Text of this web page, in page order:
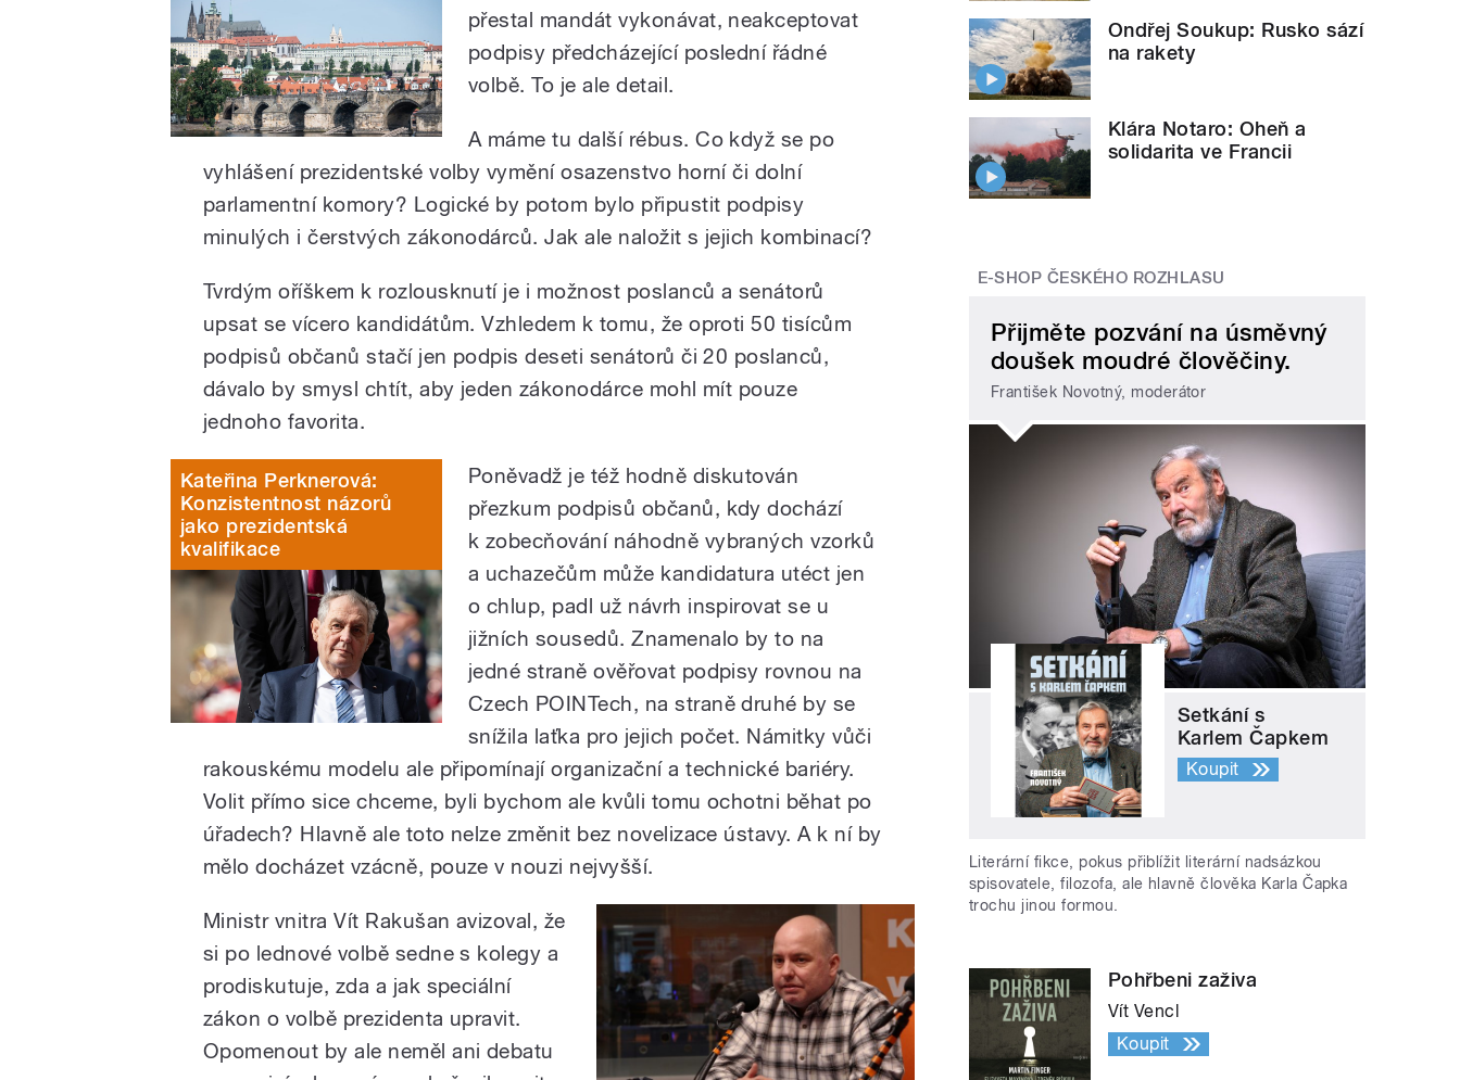
přestal mandát vykonávat, neakceptovat
podpisy předcházející poslední řádné
volbě. To je ale detail.
A máme tu další rébus. Co když se po
vyhlášení prezidentské volby vymění osazenstvo horní či dolní
parlamentní komory? Logické by potom bylo připustit podpisy
minulých i čerstvých zákonodárců. Jak ale naložit s jejich kombinací?
Tvrdým oříškem k rozlousknutí je i možnost poslanců a senátorů
upsat se vícero kandidátům. Vzhledem k tomu, že oproti 50 tisícům
podpisů občanů stačí jen podpis deseti senátorů či 20 poslanců,
dávalo by smysl chtít, aby jeden zákonodárce mohl mít pouze
jednoho favorita.
Kateřina Perknerová:
Konzistentnost názorů
jako prezidentská
kvalifikace
Poněvadž je též hodně diskutován
přezkum podpisů občanů, kdy dochází
k zobecňování náhodně vybraných vzorků
a uchazečům může kandidatura utéct jen
o chlup, padl už návrh inspirovat se u
jižních sousedů. Znamenalo by to na
jedné straně ověřovat podpisy rovnou na
Czech POINTech, na straně druhé by se
snížila laťka pro jejich počet. Námitky vůči
rakouskému modelu ale připomínají organizační a technické bariéry.
Volit přímo sice chceme, byli bychom ale kvůli tomu ochotni běhat po
úřadech? Hlavně ale toto nelze změnit bez novelizace ústavy. A k ní by
mělo docházet vzácně, pouze v nouzi nejvyšší.
Ministr vnitra Vít Rakušan avizoval, že
si po lednové volbě sedne s kolegy a
prodiskutuje, zda a jak speciální
zákon o volbě prezidenta upravit.
Opomenout by ale neměl ani debatu
Ondřej Soukup: Rusko sází
na rakety
Klára Notaro: Oheň a
solidarita ve Francii
E-SHOP ČESKÉHO ROZHLASU
Přijměte pozvání na úsměvný
doušek moudré člověčiny.
František Novotný, moderátor
Setkání s
Karlem Čapkem
Koupit
Literární fikce, pokus přiblížit literární nadsázkou
spisovatele, filozofa, ale hlavně člověka Karla Čapka
trochu jinou formou.
Pohřbeni zaživa
Vít Vencl
Koupit